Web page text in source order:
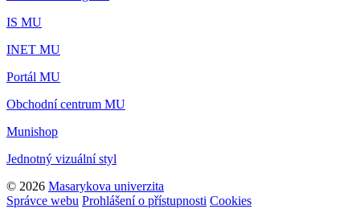
IS MU
INET MU
Portál MU
Obchodní centrum MU
Munishop
Jednotný vizuální styl
© 2026 Masarykova univerzita
Správce webu Prohlášení o přístupnosti Cookies